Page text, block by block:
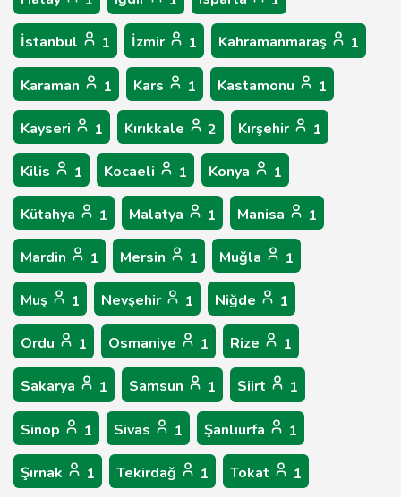
İstanbul 1 İzmir 1 Kahramanmaraş 1
Karaman 1 Kars 1 Kastamonu 1
Kayseri 1 Kırıkkale 2 Kırşehir 1
Kilis 1 Kocaeli 1 Konya 1
Kütahya 1 Malatya 1 Manisa 1
Mardin 1 Mersin 1 Muğla 1
Muş 1 Nevşehir 1 Niğde 1
Ordu 1 Osmaniye 1 Rize 1
Sakarya 1 Samsun 1 Siirt 1
Sinop 1 Sivas 1 Şanlıurfa 1
Şırnak 1 Tekirdağ 1 Tokat 1